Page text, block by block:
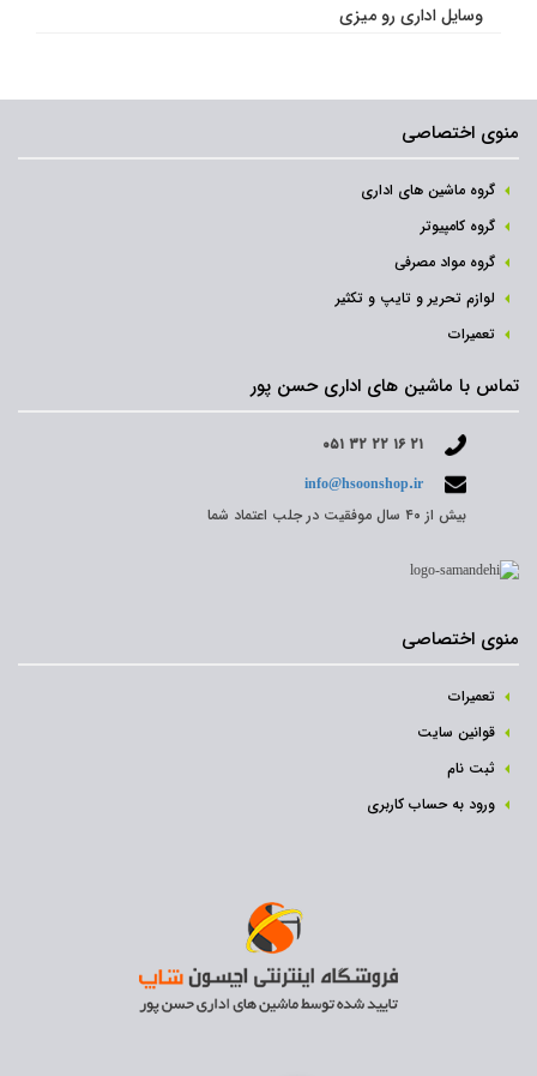
وسایل اداری رو میزی
منوی اختصاصی
گروه ماشین های اداری
گروه کامپیوتر
گروه مواد مصرفی
لوازم تحریر و تایپ و تکثیر
تعمیرات
تماس با ماشین های اداری حسن پور
۰۵۱ ۳۲ ۲۲ ۱۶ ۲۱
info@hsoonshop.ir
بیش از ۴۰ سال موفقیت در جلب اعتماد شما
منوی اختصاصی
تعمیرات
قوانین سایت
ثبت نام‌
ورود به حساب کاربری